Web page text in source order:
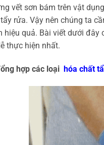
vết sơn bám trên vật
rửa. Vậy nên chúng ta
hiệu quả. Bài viết dưới đây
thực hiện nhất.
hợp các loại hóa chất